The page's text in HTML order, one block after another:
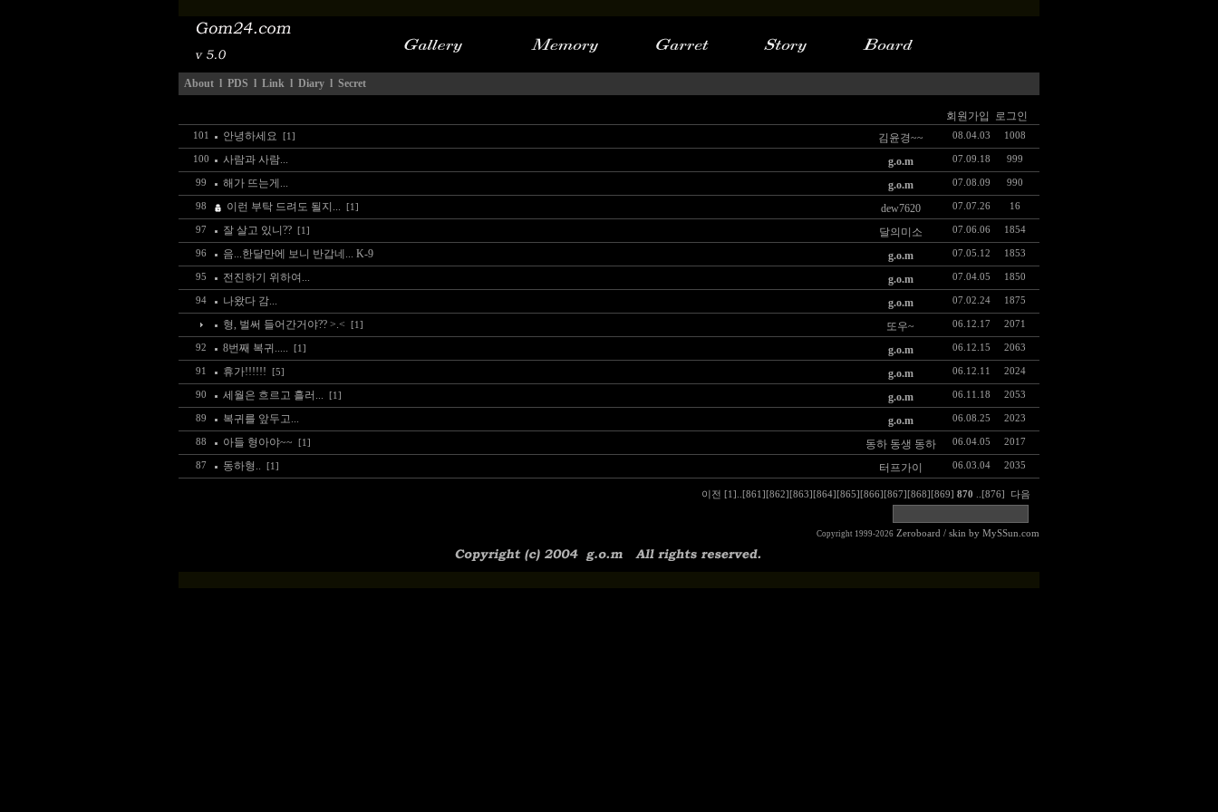
About l PDS l Link l Diary l Secret
회원가입 로그인
101 안녕하세요 [1] 김윤경~~ 08.04.03 1008
100 사람과 사람... g.o.m 07.09.18 999
99 해가 뜨는게... g.o.m 07.08.09 990
98 이런 부탁 드려도 될지... [1] dew7620 07.07.26 16
97 잘 살고 있니?? [1] 달의미소 07.06.06 1854
96 음...한달만에 보니 반갑네... K-9 g.o.m 07.05.12 1853
95 전진하기 위하여... g.o.m 07.04.05 1850
94 나왔다 감... g.o.m 07.02.24 1875
형, 벌써 들어간거야?? >.< [1] 또우~ 06.12.17 2071
92 8번째 복귀..... [1] g.o.m 06.12.15 2063
91 휴가!!!!!! [5] g.o.m 06.12.11 2024
90 세월은 흐르고 흘러... [1] g.o.m 06.11.18 2053
89 복귀를 앞두고... g.o.m 06.08.25 2023
88 아들 형아야~~ [1] 동하 동생 동하 06.04.05 2017
87 동하형.. [1] 터프가이 06.03.04 2035
이전 [1] [861] [862] [863] [864] [865] [866] [867] [868] [869] 870 [876] 다음
Copyright 1999-2026 Zeroboard / skin by MySSun.com